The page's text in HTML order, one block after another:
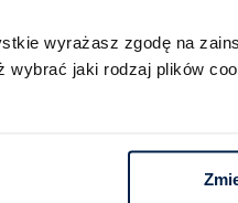
wyrażasz zgodę na
wybrać jaki rodzaj plików